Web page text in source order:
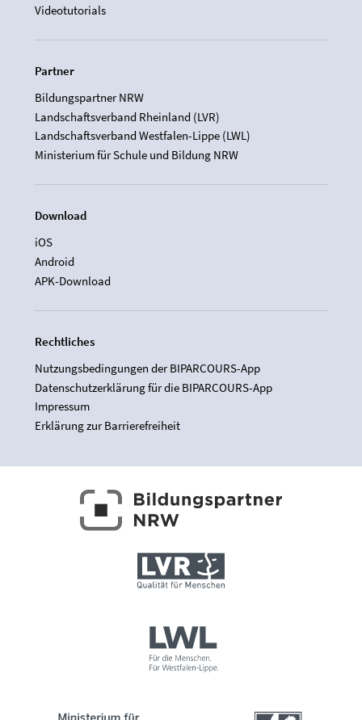
Videotutorials
Partner
Bildungspartner NRW
Landschaftsverband Rheinland (LVR)
Landschaftsverband Westfalen-Lippe (LWL)
Ministerium für Schule und Bildung NRW
Download
iOS
Android
APK-Download
Rechtliches
Nutzungsbedingungen der BIPARCOURS-App
Datenschutzerklärung für die BIPARCOURS-App
Impressum
Erklärung zur Barrierefreiheit